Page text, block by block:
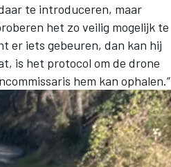
te introduceren, maar
het zo veilig mogelijk te
er iets gebeuren, dan kan hij
is het protocol om de drone
hem kan ophalen.”